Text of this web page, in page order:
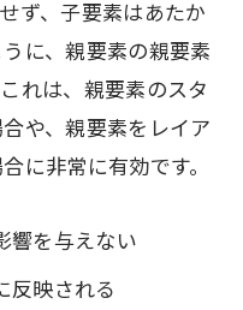
ず、子要素はあたか
に、親要素の親要素
れは、親要素のスタ
や、親要素をレイア
に非常に有効です。
響を与えない
反映される